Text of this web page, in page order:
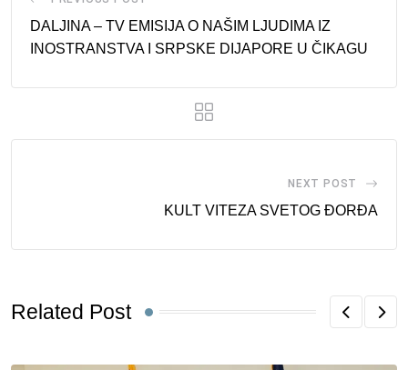
DALJINA – TV EMISIJA O NAŠIM LJUDIMA IZ
INOSTRANSTVA I SRPSKE DIJAPORE U ČIKAGU
NEXT POST
KULT VITEZA SVETOG ĐORĐA
Related Post